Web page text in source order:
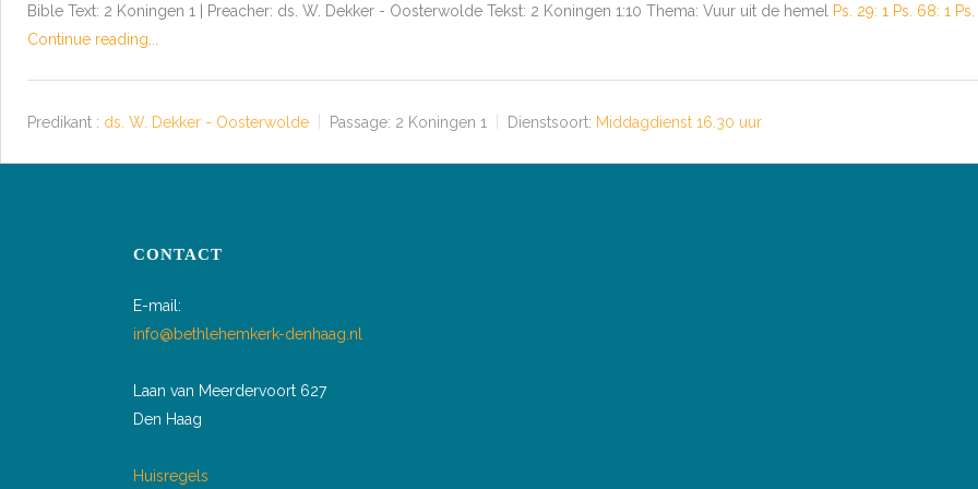
Bible Text: 2 Koningen 1 | Preacher: ds. W. Dekker - Oosterwolde Tekst: 2 Koningen 1:10 Thema: Vuur uit de hemel Ps. 29: 1 Ps. 68: 1
Continue reading...
Predikant : ds. W. Dekker - Oosterwolde Passage: 2 Koningen 1 Dienstsoort: Middagdienst 16.30 uur
CONTACT
E-mail:
info@bethlehemkerk-denhaag.nl
Laan van Meerdervoort 627
Den Haag
Huisregels